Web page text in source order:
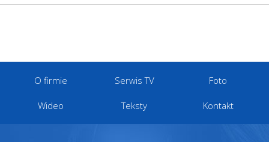
O firmie Serwis TV Foto
Wideo Teksty Kontakt